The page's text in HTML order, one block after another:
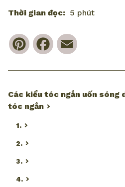
Thời gian đọc: 5 phút
PinterestFacebook
Các kiểu tóc ngắn uốn sóng
tóc ngắn
1.
2.
3.
4.